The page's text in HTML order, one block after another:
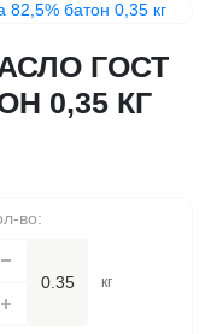
ГОСТ
0,35 КГ
во:
кг